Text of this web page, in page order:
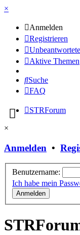
×
Anmelden
Registrieren
Aktive Themen
Suche
FAQ
STRForum
×
Anmelden •
Benutzername:
Ich habe mein